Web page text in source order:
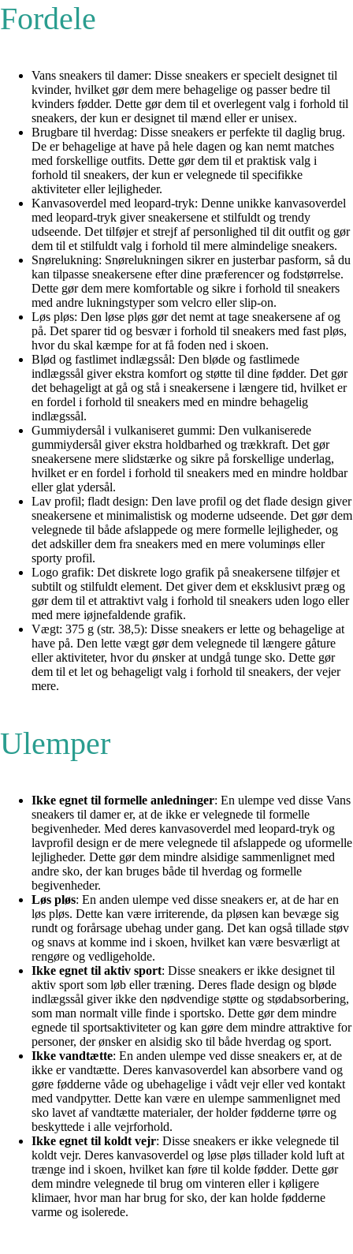
Fordele
Vans sneakers til damer: Disse sneakers er specielt designet til
kvinder, hvilket gør dem mere behagelige og passer bedre til
kvinders fødder. Dette gør dem til et overlegent valg i forhold til
sneakers, der kun er designet til mænd eller er unisex.
Brugbare til hverdag: Disse sneakers er perfekte til daglig brug.
De er behagelige at have på hele dagen og kan nemt matches
med forskellige outfits. Dette gør dem til et praktisk valg i
forhold til sneakers, der kun er velegnede til specifikke
aktiviteter eller lejligheder.
Kanvasoverdel med leopard-tryk: Denne unikke kanvasoverdel
med leopard-tryk giver sneakersene et stilfuldt og trendy
udseende. Det tilføjer et strejf af personlighed til dit outfit og gør
dem til et stilfuldt valg i forhold til mere almindelige sneakers.
Snørelukning: Snørelukningen sikrer en justerbar pasform, så du
kan tilpasse sneakersene efter dine præferencer og fodstørrelse.
Dette gør dem mere komfortable og sikre i forhold til sneakers
med andre lukningstyper som velcro eller slip-on.
Løs pløs: Den løse pløs gør det nemt at tage sneakersene af og
på. Det sparer tid og besvær i forhold til sneakers med fast pløs,
hvor du skal kæmpe for at få foden ned i skoen.
Blød og fastlimet indlægssål: Den bløde og fastlimede
indlægssål giver ekstra komfort og støtte til dine fødder. Det gør
det behageligt at gå og stå i sneakersene i længere tid, hvilket er
en fordel i forhold til sneakers med en mindre behagelig
indlægssål.
Gummiydersål i vulkaniseret gummi: Den vulkaniserede
gummiydersål giver ekstra holdbarhed og trækkraft. Det gør
sneakersene mere slidstærke og sikre på forskellige underlag,
hvilket er en fordel i forhold til sneakers med en mindre holdbar
eller glat ydersål.
Lav profil; fladt design: Den lave profil og det flade design giver
sneakersene et minimalistisk og moderne udseende. Det gør dem
velegnede til både afslappede og mere formelle lejligheder, og
det adskiller dem fra sneakers med en mere voluminøs eller
sporty profil.
Logo grafik: Det diskrete logo grafik på sneakersene tilføjer et
subtilt og stilfuldt element. Det giver dem et eksklusivt præg og
gør dem til et attraktivt valg i forhold til sneakers uden logo eller
med mere iøjnefaldende grafik.
Vægt: 375 g (str. 38,5): Disse sneakers er lette og behagelige at
have på. Den lette vægt gør dem velegnede til længere gåture
eller aktiviteter, hvor du ønsker at undgå tunge sko. Dette gør
dem til et let og behageligt valg i forhold til sneakers, der vejer
mere.
Ulemper
Ikke egnet til formelle anledninger: En ulempe ved disse Vans
sneakers til damer er, at de ikke er velegnede til formelle
begivenheder. Med deres kanvasoverdel med leopard-tryk og
lavprofil design er de mere velegnede til afslappede og uformelle
lejligheder. Dette gør dem mindre alsidige sammenlignet med
andre sko, der kan bruges både til hverdag og formelle
begivenheder.
Løs pløs: En anden ulempe ved disse sneakers er, at de har en
løs pløs. Dette kan være irriterende, da pløsen kan bevæge sig
rundt og forårsage ubehag under gang. Det kan også tillade støv
og snavs at komme ind i skoen, hvilket kan være besværligt at
rengøre og vedligeholde.
Ikke egnet til aktiv sport: Disse sneakers er ikke designet til
aktiv sport som løb eller træning. Deres flade design og bløde
indlægssål giver ikke den nødvendige støtte og stødabsorbering,
som man normalt ville finde i sportsko. Dette gør dem mindre
egnede til sportsaktiviteter og kan gøre dem mindre attraktive for
personer, der ønsker en alsidig sko til både hverdag og sport.
Ikke vandtætte: En anden ulempe ved disse sneakers er, at de
ikke er vandtætte. Deres kanvasoverdel kan absorbere vand og
gøre fødderne våde og ubehagelige i vådt vejr eller ved kontakt
med vandpytter. Dette kan være en ulempe sammenlignet med
sko lavet af vandtætte materialer, der holder fødderne tørre og
beskyttede i alle vejrforhold.
Ikke egnet til koldt vejr: Disse sneakers er ikke velegnede til
koldt vejr. Deres kanvasoverdel og løse pløs tillader kold luft at
trænge ind i skoen, hvilket kan føre til kolde fødder. Dette gør
dem mindre velegnede til brug om vinteren eller i køligere
klimaer, hvor man har brug for sko, der kan holde fødderne
varme og isolerede.